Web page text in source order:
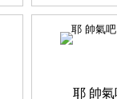
耶 帥氣吧